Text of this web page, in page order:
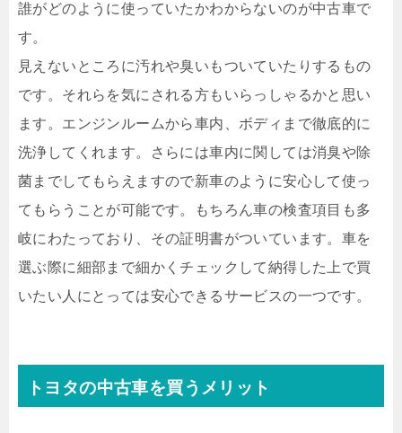
誰がどのように使っていたかわからないのが中古車で
す。
見えないところに汚れや臭いもついていたりするもの
です。それらを気にされる方もいらっしゃるかと思い
ます。エンジンルームから車内、ボディまで徹底的に
洗浄してくれます。さらには車内に関しては消臭や除
菌までしてもらえますので新車のように安心して使っ
てもらうことが可能です。もちろん車の検査項目も多
岐にわたっており、その証明書がついています。車を
選ぶ際に細部まで細かくチェックして納得した上で買
いたい人にとっては安心できるサービスの一つです。
トヨタの中古車を買うメリット